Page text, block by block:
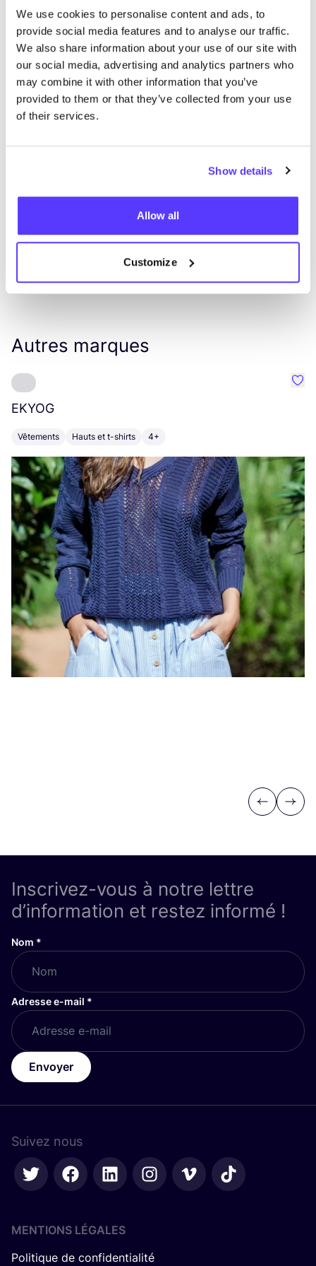
We use cookies to personalise content and ads, to
provide social media features and to analyse our traffic.
We also share information about your use of our site with
our social media, advertising and analytics partners who
may combine it with other information that you’ve
provided to them or that they’ve collected from your use
of their services.
Show details
Allow all
Customize
trouver des résultats correspondant à vos critères
de recherche
Voir tous les magasins
Map
Autres marques
EKYOG
Vêtements Hauts et t-shirts 4+
Previous
Next
Inscrivez-vous à notre lettre
d’information et restez informé !
Nom *
Adresse e-mail *
Envoyer
Suivez nous
MENTIONS LÉGALES
Politique de confidentialité